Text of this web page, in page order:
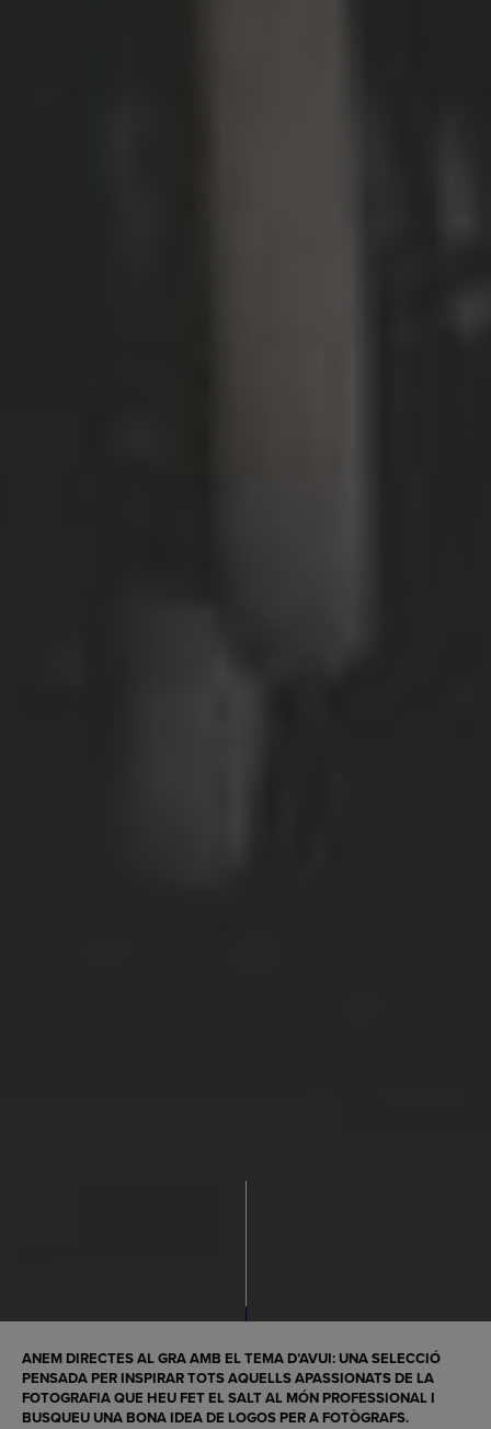
ANEM DIRECTES AL GRA AMB EL TEMA D’AVUI: UNA SELECCIÓ
PENSADA PER INSPIRAR TOTS AQUELLS APASSIONATS DE LA
FOTOGRAFIAQUE HEU FET EL SALT AL MÓN PROFESSIONAL I
BUSQUEU UNA BONA IDEA DE LOGOS PER A FOTÒGRAFS.